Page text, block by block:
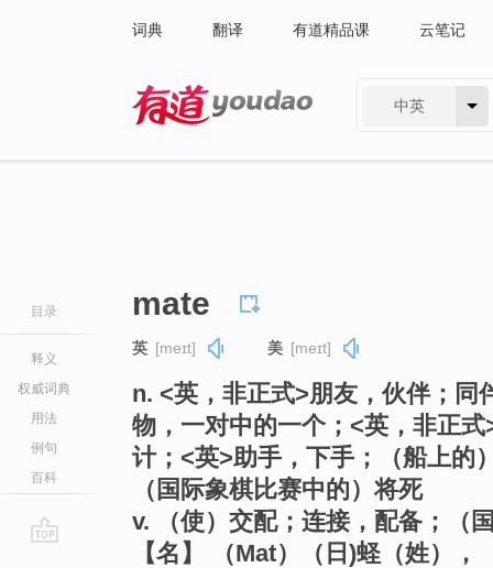
词典 翻译 有道精品课 云笔记
中英
目录
释义
权威词典
用法
例句
百科
mate
英 [meɪt] 美 [meɪt]
n. <英，非正式>朋友，伙伴；同
物，一对中的一个；<英，非正
计；<英>助手，下手；（船上的
（国际象棋比赛中的）将死
v. （使）交配；连接，配备；（
【名】 （Mat）（日)蛏（姓）